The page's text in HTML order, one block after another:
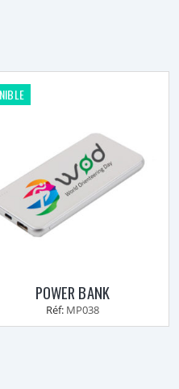
POWER BANK
Réf:MP038